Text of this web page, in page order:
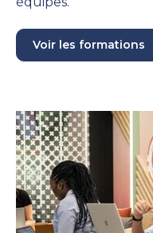
Voir les formations